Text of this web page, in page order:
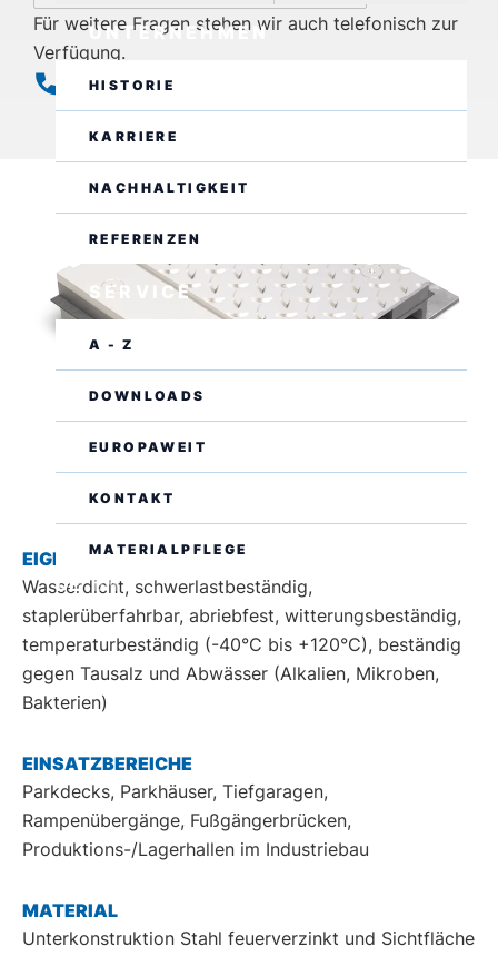
UNTERNEHMEN
HISTORIE
KARRIERE
NACHHALTIGKEIT
REFERENZEN
SERVICE
A - Z
DOWNLOADS
EUROPAWEIT
KONTAKT
MATERIALPFLEGE
DE EN
Für weitere Fragen stehen wir auch telefonisch zur
Verfügung.
+49(0)8406/9294-0
Geschlossen Öffnet morgen um 07:00 Uhr
EIGENSCHAFTEN
Wasserdicht, schwerlastbeständig,
staplerüberfahrbar, abriebfest, witterungsbeständig,
temperaturbeständig (-40°C bis +120°C), beständig
gegen Tausalz und Abwässer (Alkalien, Mikroben,
Bakterien)
EINSATZBEREICHE
Parkdecks, Parkhäuser, Tiefgaragen,
Rampenübergänge, Fußgängerbrücken,
Produktions-/Lagerhallen im Industriebau
MATERIAL
Unterkonstruktion Stahl feuerverzinkt und Sichtfläche